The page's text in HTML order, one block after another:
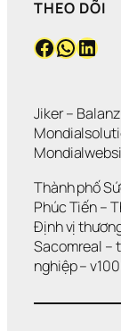
THEO DÕI
Facebook WhatsApp LinkedIn
Jiker –
Thành phố
Phúc Tiến –
Định vị
Sacomreal –
nghiệp –